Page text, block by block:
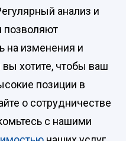
анализ и
позволяют
на изменения и
вы хотите, чтобы ваш
позиции в
о сотрудничестве
с нашими